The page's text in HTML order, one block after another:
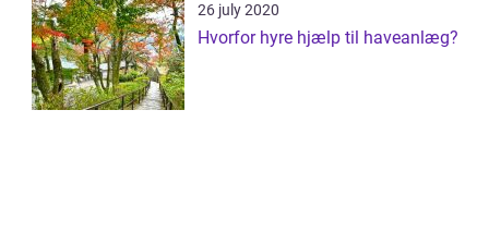
26 july 2020
Hvorfor hyre hjælp til haveanlæg?